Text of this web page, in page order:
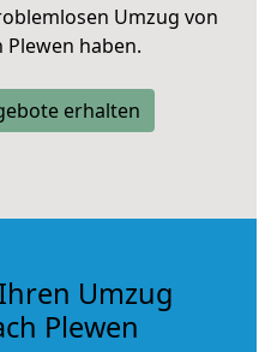
Umzug von
Plewen haben.
erhalten
Umzug
Plewen